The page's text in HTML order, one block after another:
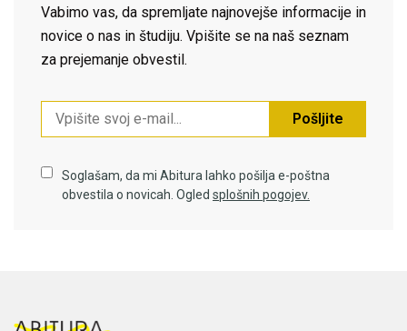
Vabimo vas, da spremljate najnovejše informacije in
novice o nas in študiju. Vpišite se na naš seznam
za prejemanje obvestil.
Pošljite
Soglašam, da mi Abitura lahko pošilja e-poštna
obvestila o novicah. Ogled splošnih pogojev.